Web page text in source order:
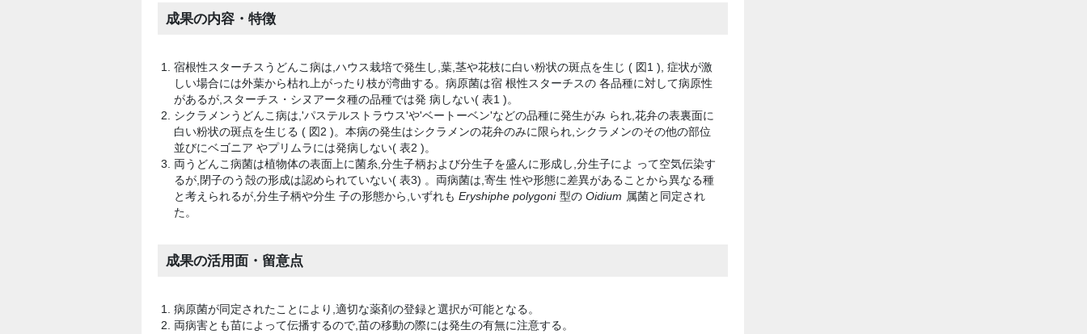
成果の内容・特徴
宿根性スターチスうどんこ病は,ハウス栽培で発生し,葉,茎や花枝に白い粉状の斑点を生じ ( 図1 ), 症状が激
しい場合には外葉から枯れ上がったり枝が湾曲する。病原菌は宿 根性スターチスの 各品種に対して病原性
があるが,スターチス・シヌアータ種の品種では発 病しない( 表1 )。
シクラメンうどんこ病は,'パステルストラウス'や'ベートーベン'などの品種に発生がみ られ,花弁の表裏面に
白い粉状の斑点を生じる ( 図2 )。本病の発生はシクラメンの花弁のみに限られ,シクラメンのその他の部位
並びにベゴニア やプリムラには発病しない( 表2 )。
両うどんこ病菌は植物体の表面上に菌糸,分生子柄および分生子を盛んに形成し,分生子によ って空気伝染す
るが,閉子のう殻の形成は認められていない( 表3) 。両病菌は,寄生 性や形態に差異があることから異なる種
と考えられるが,分生子柄や分生 子の形態から,いずれも Eryshiphe polygoni 型の Oidium 属菌と同定され
た。
成果の活用面・留意点
病原菌が同定されたことにより,適切な薬剤の登録と選択が可能となる。
両病害とも苗によって伝播するので,苗の移動の際には発生の有無に注意する。